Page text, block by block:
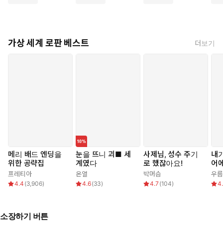
가상 세계 로판 베스트 더보기
메리 배드 엔딩을
위한 공략집
프레티아
4.4 (3,906)
눈을 뜨니 괴■ 세
계였다
온열
4.6(33)
사제님, 성수 주기
로 했잖아요!
박머슴
4.7 (104)
내
어
우름
소장하기 버튼